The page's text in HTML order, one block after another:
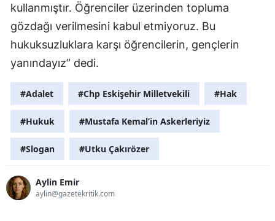
kullanmıştır. Öğrenciler üzerinden topluma
gözdağı verilmesini kabul etmiyoruz. Bu
hukuksuzluklara karşı öğrencilerin, gençlerin
yanındayız” dedi.
#Adalet #Chp Eskişehir Milletvekili #Hak
#Hukuk #Mustafa Kemal’in Askerleriyiz
#Slogan #Utku Çakırözer
Aylin Emir
aylin@gazetekritik.com